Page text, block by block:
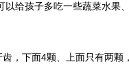
给孩子多吃一些蔬菜水果
下面4颗、上面只有两颗